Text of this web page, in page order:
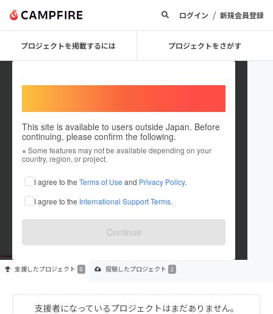
ログイン / 新規会員登録
プロジェクトを掲載するには プロジェクトをさがす
This site is available to users outside Japan. Before
continuing, please confirm the following.
※ Some features may not be available depending on your
country, region, or project.
I agree to the Terms of Use and Privacy Policy.
I agree to the International Support Terms.
Continue
SUMIKA2021
これまでに2件のプロジェクトを投稿しています
在住国：日本 現在地：京都府
出身国：日本 出身地：未設定
支援したプロジェクト 0 投稿したプロジェクト 2
支援者になっているプロジェクトはまだありません。